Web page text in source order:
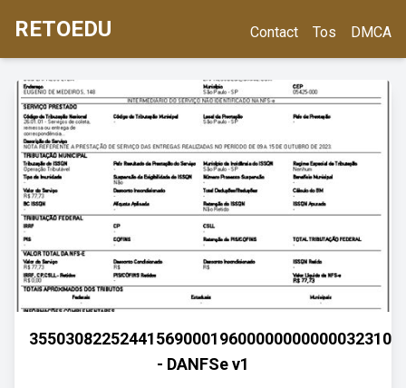
RETOEDU Contact Tos DMCA
- DANFSe v1